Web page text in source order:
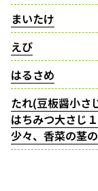
まいたけ
えび
はるさめ
たれ(豆板醤小さ
はちみつ大さじ
少々、香菜の茎